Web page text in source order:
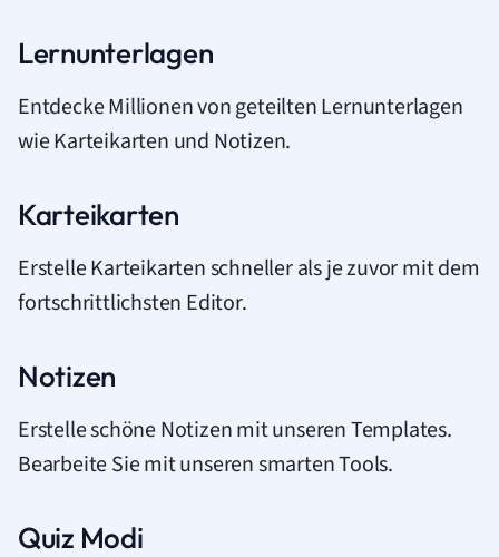
Lernunterlagen
Entdecke Millionen von geteilten Lernunterlagen
wie Karteikarten und Notizen.
Karteikarten
Erstelle Karteikarten schneller als je zuvor mit dem
fortschrittlichsten Editor.
Notizen
Erstelle schöne Notizen mit unseren Templates.
Bearbeite Sie mit unseren smarten Tools.
Quiz Modi